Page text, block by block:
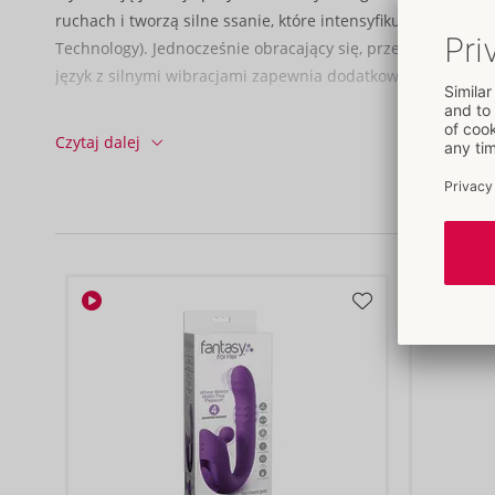
ruchach i tworzą silne ssanie, które intensyfikuje doznania
Technology). Jednocześnie obracający się, przesuwający
język z silnymi wibracjami zapewnia dodatkową głębię i
3 potężne tryby ssania i 7 połączonych trybów wycieku i
zróżnicowaną przyjemność dla delikatnej, równomiernej
stymulacji. Funkcjami można wygodnie sterować
Jedwabiście miękki silikon jest przyjemny w dotyku i
Kiss Plush jest również idealnym towarzyszem podróży.
IPX6 wibrator jest łatwy do czyszczenia.
Możliwość ładowania - w zestawie kabel USB do ładowania.
13,6 cm długości, 13,3 cm długości bez nasadki ochronnej;
7 x 7,6 cm szerokości.
Czytaj dalej